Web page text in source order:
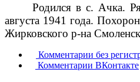
Родился в с. Ачка.
августа 1941 года.
Жирковского р-на
Комментарии без
Комментарии ВКонтакте